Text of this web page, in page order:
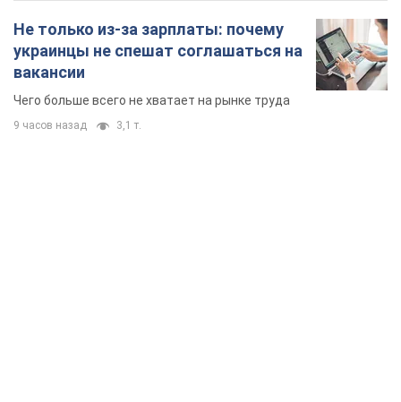
Не только из-за зарплаты: почему
украинцы не спешат соглашаться на
вакансии
Чего больше всего не хватает на рынке труда
9 часов назад 3,1 т.